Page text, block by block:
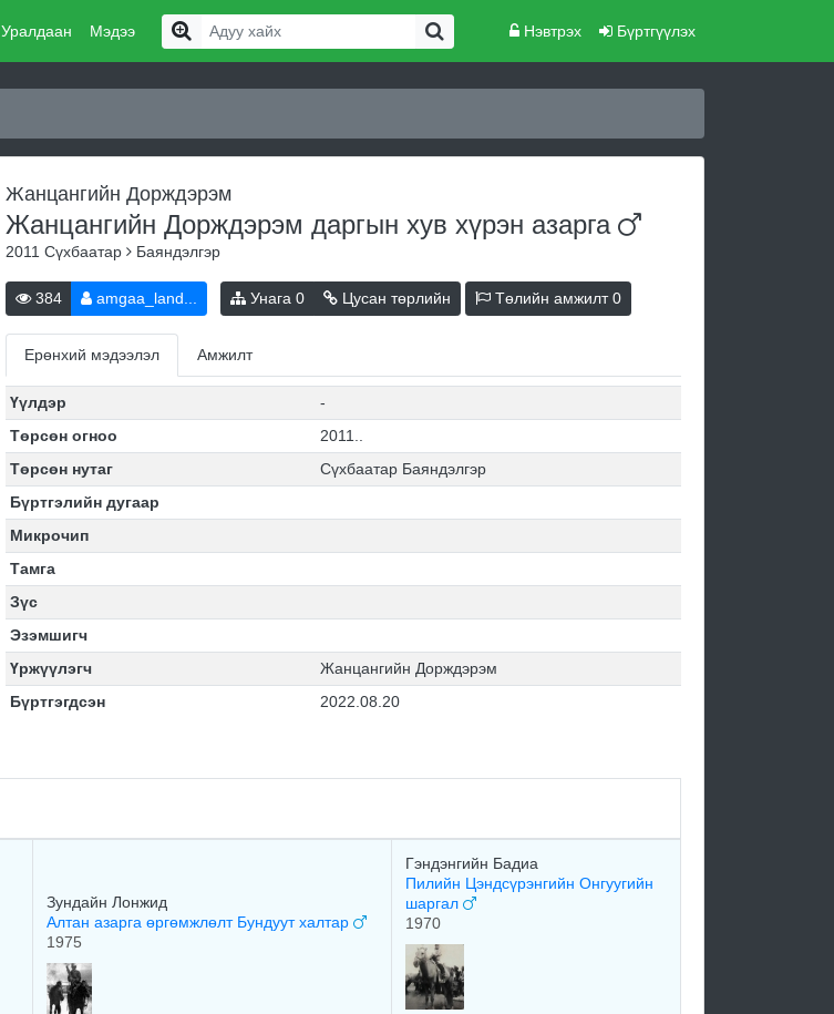
Уралдаан Мэдээ Нэвтрэх Бүртгүүлэх
Жанцангийн Дорждэрэм
Жанцангийн Дорждэрэм даргын хув хүрэн азарга
2011 Сүхбаатар Баяндэлгэр
384 amgaa_land... Унага 0 Цусан төрлийн Төлийн амжилт0
Ерөнхий мэдээлэл Амжилт
Үүлдэр
-
Төрсөн огноо
2011..
Төрсөн нутаг
Сүхбаатар Баяндэлгэр
Бүртгэлийн дугаар
Микрочип
Тамга
Зүс
Эзэмшигч
Үржүүлэгч
Жанцангийн Дорждэрэм
Бүртгэгдсэн
2022.08.20
Зундайн Лонжид
Алтан азарга өргөмжлөлт Бундуут халтар
1975
Гэндэнгийн Бадиа
Пилийн Цэндсүрэнгийн Онгуугийн
шаргал
1970